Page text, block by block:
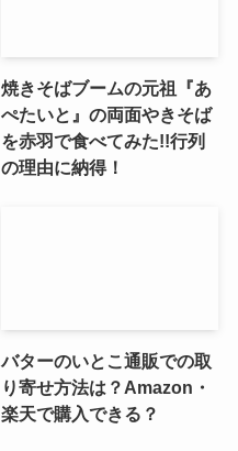
焼きそばブームの元祖『あ
ぺたいと』の両面やきそば
を赤羽で食べてみた!!行列
の理由に納得！
バターのいとこ通販での取
り寄せ方法は？Amazon・
楽天で購入できる？